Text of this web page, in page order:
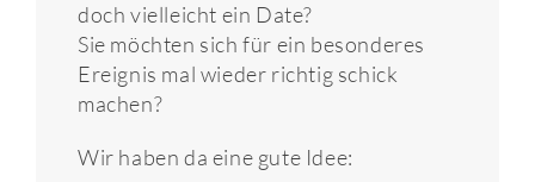
doch vielleicht ein Date?
Sie möchten sich für ein besonderes
Ereignis mal wieder richtig schick
machen?
Wir haben da eine gute Idee: